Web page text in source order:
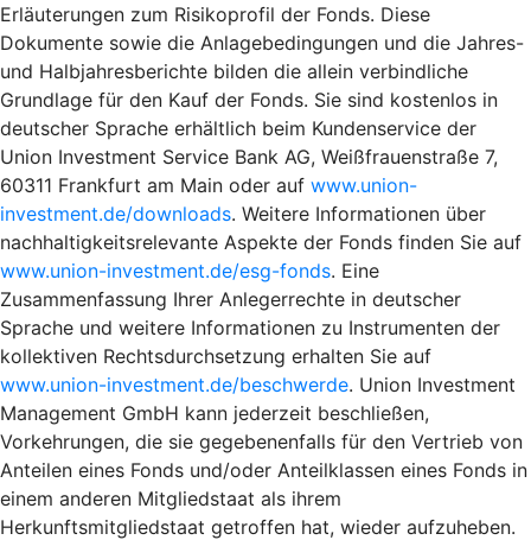
Erläuterungen zum Risikoprofil der Fonds. Diese
Dokumente sowie die Anlagebedingungen und die Jahres-
und Halbjahresberichte bilden die allein verbindliche
Grundlage für den Kauf der Fonds. Sie sind kostenlos in
deutscher Sprache erhältlich beim Kundenservice der
Union Investment Service Bank AG, Weißfrauenstraße 7,
60311 Frankfurt am Main oder auf www.union-
investment.de/downloads. Weitere Informationen über
nachhaltigkeitsrelevante Aspekte der Fonds finden Sie auf
www.union-investment.de/esg-fonds. Eine
Zusammenfassung Ihrer Anlegerrechte in deutscher
Sprache und weitere Informationen zu Instrumenten der
kollektiven Rechtsdurchsetzung erhalten Sie auf
www.union-investment.de/beschwerde. Union Investment
Management GmbH kann jederzeit beschließen,
Vorkehrungen, die sie gegebenenfalls für den Vertrieb von
Anteilen eines Fonds und/oder Anteilklassen eines Fonds in
einem anderen Mitgliedstaat als ihrem
Herkunftsmitgliedstaat getroffen hat, wieder aufzuheben.